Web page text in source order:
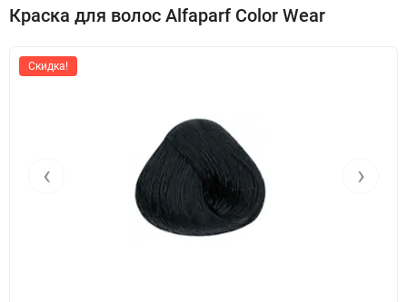
Краска для волос Alfaparf Color Wear
Скидка!
‹ ›